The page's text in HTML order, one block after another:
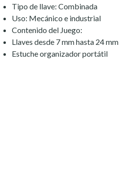
Tipo de llave: Combinada
Uso: Mecánico e industrial
Contenido del Juego:
Llaves desde 7 mm hasta 24 mm
Estuche organizador portátil